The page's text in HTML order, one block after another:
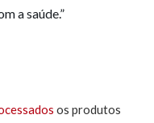
a saúde.”
os produtos